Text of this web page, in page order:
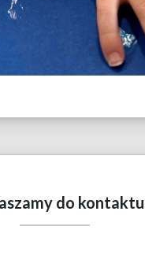
do kontaktu